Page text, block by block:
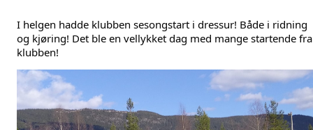
I helgen hadde klubben sesongstart i dressur! Både i ridning
og kjøring! Det ble en vellykket dag med mange startende fra
klubben!